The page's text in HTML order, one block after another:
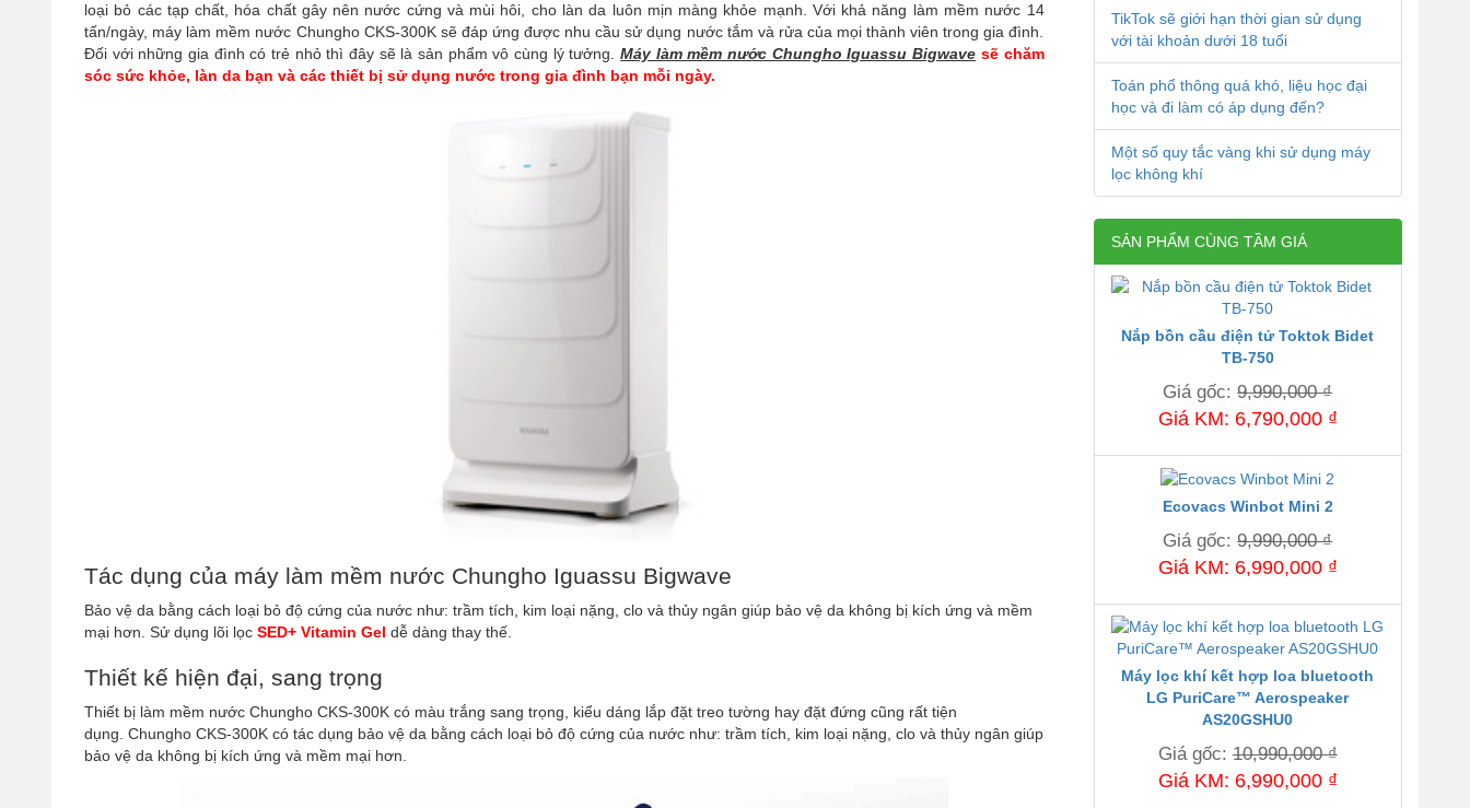
loại bỏ các tạp chất, hóa chất gây nên nước cứng và mùi hôi, cho làn da luôn mịn màng khỏe mạnh. Với khả năng làm mềm nước 14
tấn/ngày, máy làm mềm nước Chungho CKS-300K sẽ đáp ứng được nhu cầu sử dụng nước tắm và rửa của mọi thành viên trong gia đình.
Đối với những gia đình có trẻ nhỏ thì đây sẽ là sản phẩm vô cùng lý tưởng.Máy làm mềm nước Chungho Iguassu Bigwave sẽ chăm
sóc sức khỏe, làn da bạn và các thiết bị sử dụng nước trong gia đình bạn mỗi ngày.
Tác dụng của máy làm mềm nước Chungho Iguassu Bigwave
Bảo vệ da bằng cách loại bỏ độ cứng của nước như: trầm tích, kim loại nặng, clo và thủy ngân giúp bảo vệ da không bị kích ứng và mềm
mại hơn. Sử dụng lõi lọc SED+ Vitamin Gel dễ dàng thay thế.
Thiết kế hiện đại, sang trọng
Thiết bị làm mềm nước Chungho CKS-300K có màu trắng sang trọng, kiểu dáng lắp đặt treo tường hay đặt đứng cũng rất tiện
dụng. Chungho CKS-300K có tác dụng bảo vệ da bằng cách loại bỏ độ cứng của nước như: trầm tích, kim loại nặng, clo và thủy ngân giúp
bảo vệ da không bị kích ứng và mềm mại hơn.
TikTok sẽ giới hạn thời gian sử dụng
với tài khoản dưới 18 tuổi
Toán phổ thông quá khó, liệu học đại
học và đi làm có áp dụng đến?
Một số quy tắc vàng khi sử dụng máy
lọc không khí
SẢN PHẨM CÙNG TẦM GIÁ
Nắp bồn cầu điện tử Toktok Bidet
TB-750
Giá gốc:9,990,000 ₫
Giá KM: 6,790,000 ₫
Ecovacs Winbot Mini 2
Giá gốc:9,990,000 ₫
Giá KM: 6,990,000 ₫
Máy lọc khí kết hợp loa bluetooth
LG PuriCare™ Aerospeaker
AS20GSHU0
Giá gốc:10,990,000 ₫
Giá KM: 6,990,000 ₫